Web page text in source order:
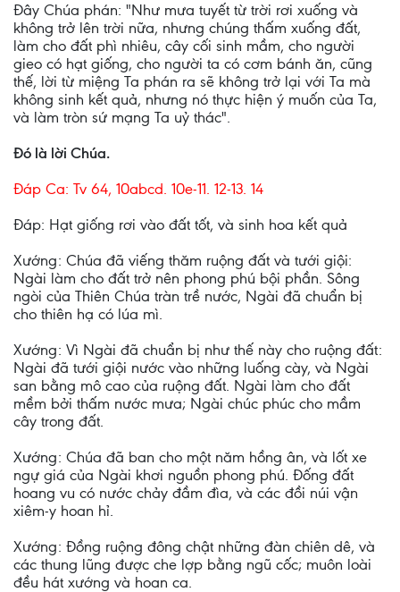
Ðây Chúa phán: "Như mưa tuyết từ trời rơi xuống và
không trở lên trời nữa, nhưng chúng thấm xuống đất,
làm cho đất phì nhiêu, cây cối sinh mầm, cho người
gieo có hạt giống, cho người ta có cơm bánh ăn, cũng
thế, lời từ miệng Ta phán ra sẽ không trở lại với Ta mà
không sinh kết quả, nhưng nó thực hiện ý muốn của Ta,
và làm tròn sứ mạng Ta uỷ thác".
Ðó là lời Chúa.
Ðáp Ca: Tv 64, 10abcd. 10e-11. 12-13. 14
Ðáp: Hạt giống rơi vào đất tốt, và sinh hoa kết quả
Xướng: Chúa đã viếng thăm ruộng đất và tưới giội:
Ngài làm cho đất trở nên phong phú bội phần. Sông
ngòi của Thiên Chúa tràn trề nước, Ngài đã chuẩn bị
cho thiên hạ có lúa mì.
Xướng: Vì Ngài đã chuẩn bị như thế này cho ruộng đất:
Ngài đã tưới giội nước vào những luống cày, và Ngài
san bằng mô cao của ruộng đất. Ngài làm cho đất
mềm bởi thấm nước mưa; Ngài chúc phúc cho mầm
cây trong đất.
Xướng: Chúa đã ban cho một năm hồng ân, và lốt xe
ngự giá của Ngài khơi nguồn phong phú. Ðống đất
hoang vu có nước chảy đầm đìa, và các đồi núi vận
xiêm-y hoan hỉ.
Xướng: Ðồng ruộng đông chật những đàn chiên dê, và
các thung lũng được che lợp bằng ngũ cốc; muôn loài
đều hát xướng và hoan ca.